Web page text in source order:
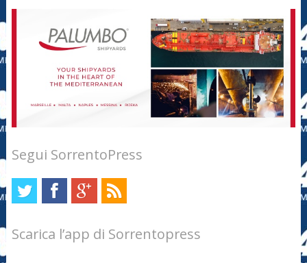
Segui SorrentoPress
Scarica l’app di Sorrentopress